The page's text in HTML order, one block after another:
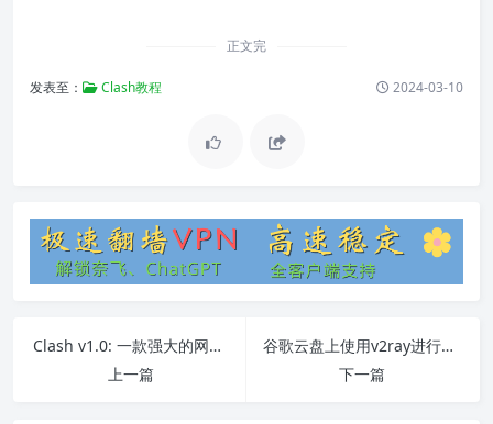
正文完
发表至： Clash教程 2024-03-10
Clash v1.0: 一款强大的网络代理工具
上一篇
谷歌云盘上使用v2ray进行科学上网指南
下一篇